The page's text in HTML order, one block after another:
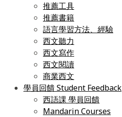
推薦工具
推薦書籍
語言學習方法、經驗
西文聽力
西文寫作
西文閱讀
商業西文
學員回饋 Student Feedback
西語課 學員回饋
Mandarin Courses